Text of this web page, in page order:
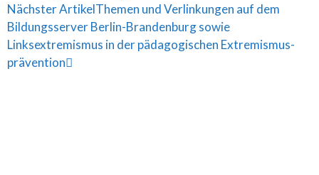
Nächster ArtikelThemen und Verlinkungen auf dem
Bildungsserver Berlin-Brandenburg sowie
Linksextremismus in der pädagogischen Extremismus­
prävention